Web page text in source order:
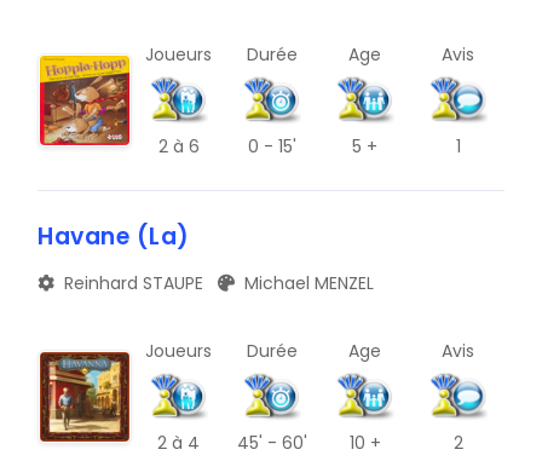
Joueurs
2à 6
Durée
0 - 15'
Age
5 +
Avis
1
Havane (La)
Reinhard STAUPE Michael MENZEL
Joueurs
2 à 4
Durée
45' - 60'
Age
10 +
Avis
2